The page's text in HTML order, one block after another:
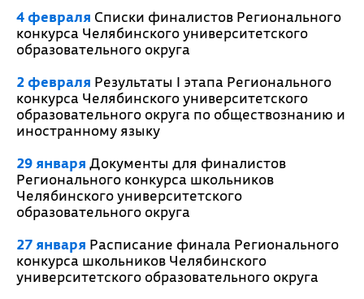
4 февраля Списки финалистов Регионального
конкурса Челябинского университетского
образовательного округа
2 февраля Результаты I этапа Регионального
конкурса Челябинского университетского
образовательного округа по обществознанию и
иностранному языку
29 января Документы для финалистов
Регионального конкурса школьников
Челябинского университетского
образовательного округа
27 января Расписание финала Регионального
конкурса школьников Челябинского
университетского образовательного округа